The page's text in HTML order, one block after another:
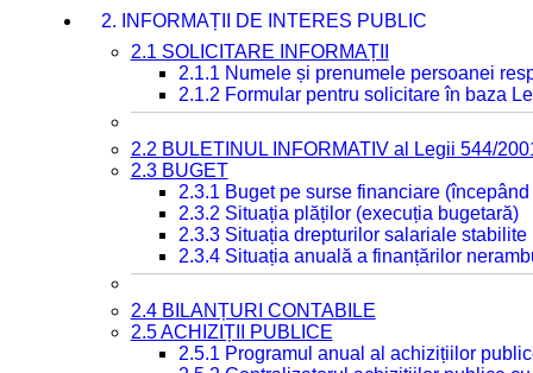
2. INFORMAȚII DE INTERES PUBLIC
2.1 SOLICITARE INFORMAȚII
2.1.1 Numele și prenumele persoanei
2.1.2 Formular pentru solicitare în baza
2.2 BULETINUL INFORMATIV al Legii 544/
2.3 BUGET
2.3.1 Buget pe surse financiare
2.3.2 Situația plăților (execuția bugetară)
2.3.3 Situația drepturilor salariale
2.3.4 Situația anuală a finanțărilor
2.4 BILANȚURI CONTABILE
2.5 ACHIZIȚII PUBLICE
2.5.1 Programul anual al achizițiilor